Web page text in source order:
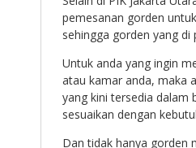
pemesanan gorden
sehingga gorden yang di
Untuk anda yang ingin
atau kamar anda, maka
yang kini tersedia dalam
sesuaikan dengan
Dan tidak hanya gorden